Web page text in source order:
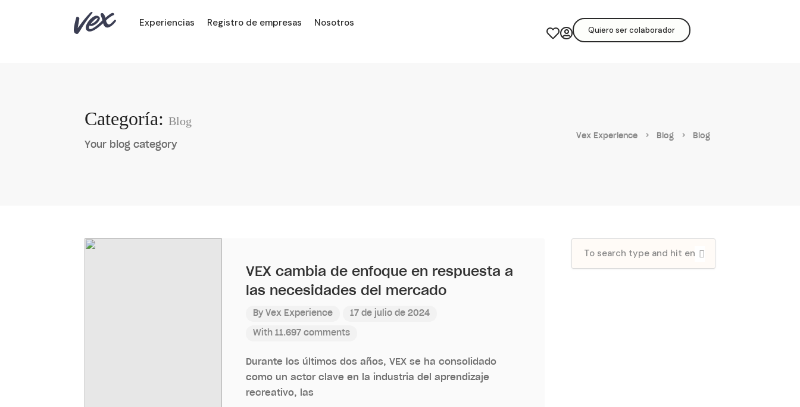
Experiencias Registro de empresas Nosotros
Quiero ser colaborador
Categoría: Blog
Your blog category
Vex Experience Blog Blog
VEX cambia de enfoque en respuesta a
las necesidades del mercado
By Vex Experience 17 de julio de 2024
With 11.697 comments
Durante los últimos dos años, VEX se ha consolidado
como un actor clave en la industria del aprendizaje
recreativo, las